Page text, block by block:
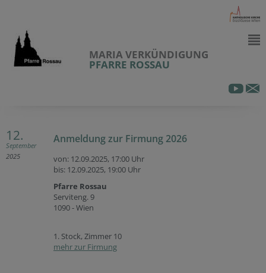
MARIA VERKÜNDIGUNG
PFARRE ROSSAU
12.
September
2025
Anmeldung zur Firmung 2026
von: 12.09.2025, 17:00 Uhr
bis: 12.09.2025, 19:00 Uhr
Pfarre Rossau
Serviteng. 9
1090 - Wien
1. Stock, Zimmer 10
mehr zur Firmung